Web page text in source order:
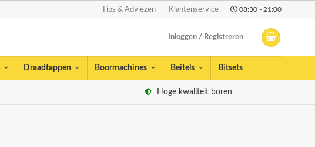
Tips & Adviezen Klantenservice 08:30 - 21:00
Inloggen / Registreren
Draadtappen Boormachines Beitels Bitsets
Hoge kwaliteit boren